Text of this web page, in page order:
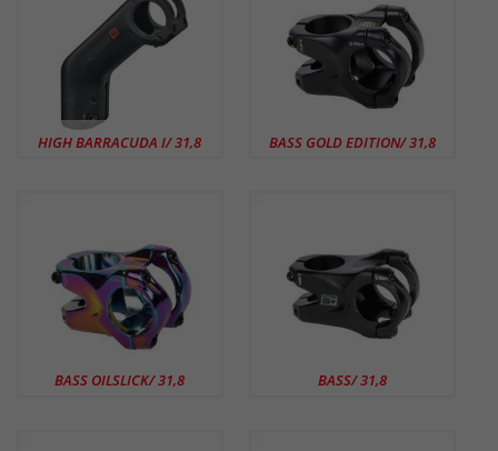
HIGH BARRACUDA I/ 31,8 BASS GOLD EDITION/ 31,8
BASS OILSLICK/ 31,8 BASS/ 31,8